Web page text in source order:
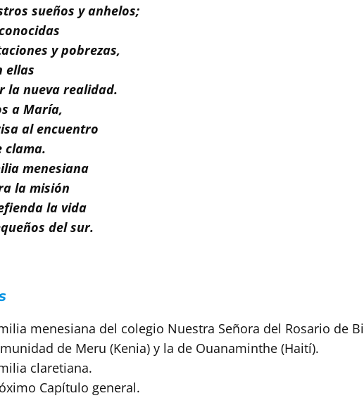
sueños y anhelos;
y pobrezas,
ellas
la nueva realidad.
a María,
al encuentro
clama.
menesiana
la misión
la vida
del sur.
menesiana del colegio Nuestra Señora del Rosario de
de Meru (Kenia) y la de Ouanaminthe (Haití).
claretiana.
Capítulo general.